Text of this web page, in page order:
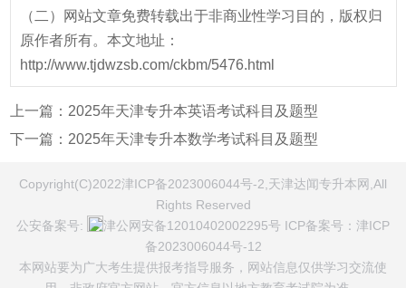
（二）网站文章免费转载出于非商业性学习目的，版权归
原作者所有。本文地址：
http://www.tjdwzsb.com/ckbm/5476.html
上一篇： 2025年天津专升本英语考试科目及题型
下一篇： 2025年天津专升本数学考试科目及题型
Copyright(C)2022津ICP备2023006044号-2,天津达闻专升本网,All
Rights Reserved
公安备案号:
津公网安备12010402002295号 ICP备案号： 津ICP
备2023006044号-12
本网站要为广大考生提供报考指导服务，网站信息仅供学习交流使